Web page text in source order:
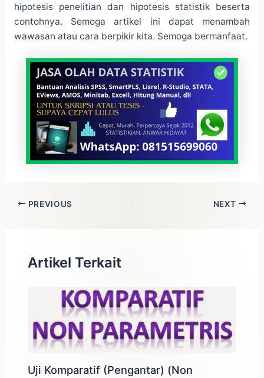
hipotesis penelitian dan hipotesis statistik beserta
contohnya. Semoga artikel ini dapat menambah
wawasan atau cara berpikir kita. Semoga bermanfaat.
PREVIOUS NEXT
Artikel Terkait
Uji Komparatif (Pengantar) (Non